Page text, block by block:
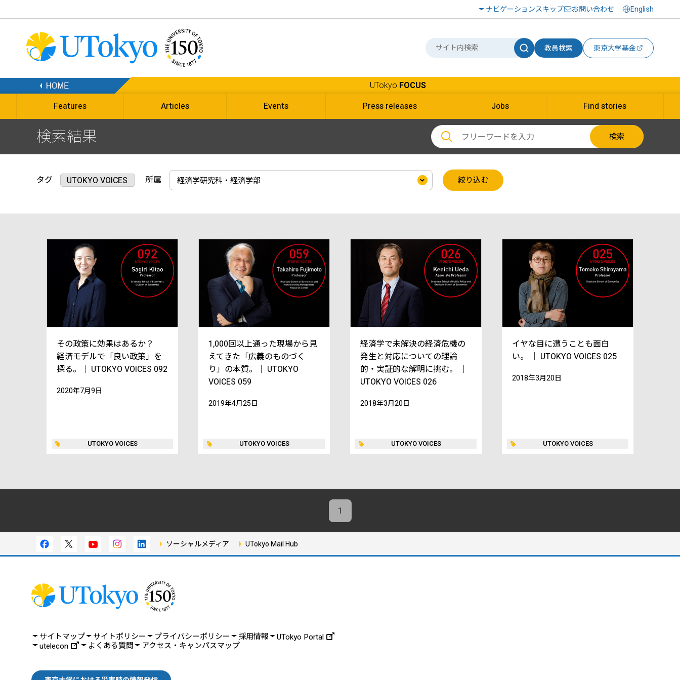
ナビゲーションスキップ お問い合わせ English
教員検索 東京大学基金
UTokyo FOCUS
Features Articles Events Press releases Jobs Find stories
検索結果 検索
タグ UTOKYO VOICES 所属 絞り込む
その政策に効果はあるか？
経済モデルで「良い政策」を
探る。｜ UTOKYO VOICES 092
2020年7月9日
UTOKYO VOICES
1,000回以上通った現場から見
えてきた「広義のものづく
り」の本質。｜ UTOKYO
VOICES 059
2019年4月25日
UTOKYO VOICES
経済学で未解決の経済危機の
発生と対応についての理論
的・実証的な解明に挑む。 ｜
UTOKYO VOICES 026
2018年3月20日
UTOKYO VOICES
イヤな目に遭うことも面白
い。 ｜ UTOKYO VOICES 025
2018年3月20日
UTOKYO VOICES
1
ソーシャルメディア UTokyo Mail Hub
サイトマップ サイトポリシー プライバシーポリシー 採用情報
UTokyo Portal
utelecon
よくある質問 アクセス・キャンパスマップ